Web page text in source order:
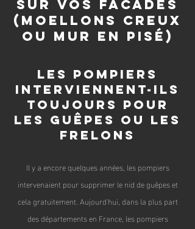
sur vos facades
(moellons creux
ou mur en pisé)
les pompiers
interviennent-ils
toujours pour
les guêpes ou les
frelons
Il y a encore quelques années, les pompiers
intervenaient pour supprimer le nid de guêpes et
cela gratuitement. Aujourd'hui, dans la plus part
des départements en France, les pompiers